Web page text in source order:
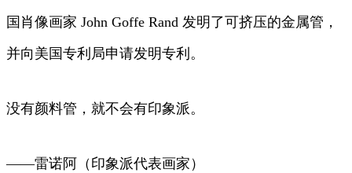
国肖像画家 John Goffe Rand 发明了可挤压的金属管，
并向美国专利局申请发明专利。
没有颜料管，就不会有印象派。
——雷诺阿（印象派代表画家）